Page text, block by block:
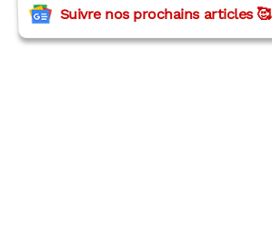
Suivre nos prochains articles 🥰